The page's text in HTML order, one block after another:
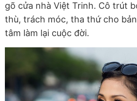
gõ cửa nhà Việt Trinh. Cô trút
thù, trách móc, tha thứ cho
tâm làm lại cuộc đời.